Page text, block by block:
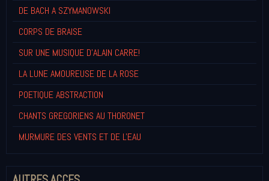
DE BACH A SZYMANOWSKI
CORPS DE BRAISE
SUR UNE MUSIQUE D'ALAIN CARRE!
LA LUNE AMOUREUSE DE LA ROSE
POETIQUE ABSTRACTION
CHANTS GREGORIENS AU THORONET
MURMURE DES VENTS ET DE L'EAU